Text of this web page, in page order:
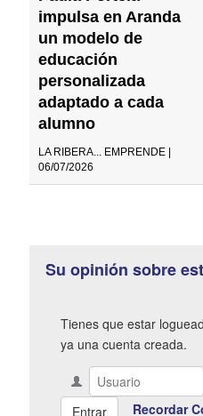
impulsa en Aranda
un modelo de
educación
personalizada
adaptado a cada
alumno
LA RIBERA... EMPRENDE |
06/07/2026
Su opinión sobre
Tienes que estar
ya una cuenta creada.
Recordar